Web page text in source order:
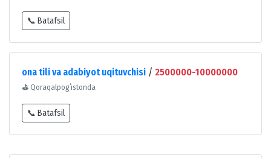
📞 Batafsil
ona tili va adabiyot uqituvchisi / 2500000-10000000
⛳ Qoraqalpogʻistonda
📞 Batafsil